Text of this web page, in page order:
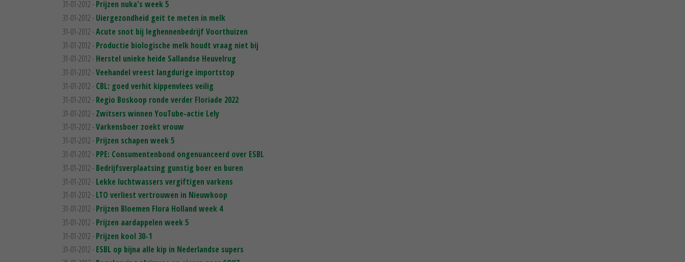
31-01-2012 -Prijzen nuka's week 5
31-01-2012 -Uiergezondheid geit te meten in melk
31-01-2012 -Acute snot bij leghennenbedrijf Voorthuizen
31-01-2012 -Productie biologische melk houdt vraag niet bij
31-01-2012 -Herstel unieke heide Sallandse Heuvelrug
31-01-2012 -Veehandel vreest langdurige importstop
31-01-2012 -CBL: goed verhit kippenvlees veilig
31-01-2012 -Regio Boskoop ronde verder Floriade 2022
31-01-2012 -Zwitsers winnen YouTube-actie Lely
31-01-2012 -Varkensboer zoekt vrouw
31-01-2012 -Prijzen schapen week 5
31-01-2012 -PPE: Consumentenbond ongenuanceerd over ESBL
31-01-2012 -Bedrijfsverplaatsing gunstig boer en buren
31-01-2012 -Lekke luchtwassers vergiftigen varkens
31-01-2012 -LTO verliest vertrouwen in Nieuwkoop
31-01-2012 -Prijzen Bloemen Flora Holland week 4
31-01-2012 -Prijzen aardappelen week 5
31-01-2012 -Prijzen kool 30-1
31-01-2012 -ESBL op bijna alle kip in Nederlandse supers